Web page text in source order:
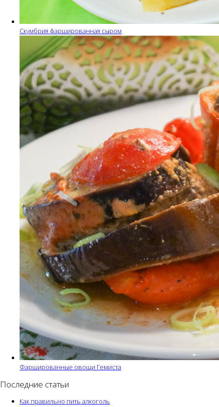
Скумбрия фаршированная сыром
Фаршированные овощи Гемиста
Последние статьи
Как правильно пить алкоголь